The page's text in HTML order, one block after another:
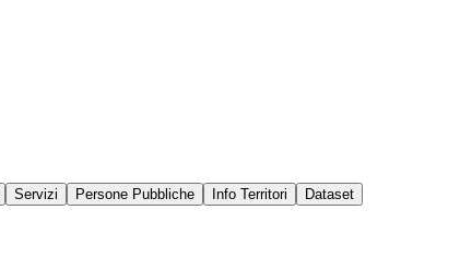
Servizi Persone Pubbliche Info Territori Dataset